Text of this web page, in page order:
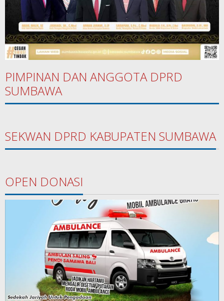
PIMPINAN DAN ANGGOTA DPRD
SUMBAWA
SEKWAN DPRD KABUPATEN SUMBAWA
OPEN DONASI